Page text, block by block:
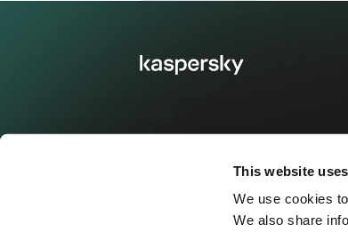
This website
We use cookies
We also share